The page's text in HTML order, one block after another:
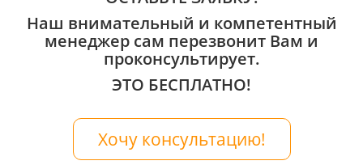
Наш внимательный и компетентный
менеджер сам перезвонит Вам и
проконсультирует.
ЭТО БЕСПЛАТНО!
Хочу консультацию!